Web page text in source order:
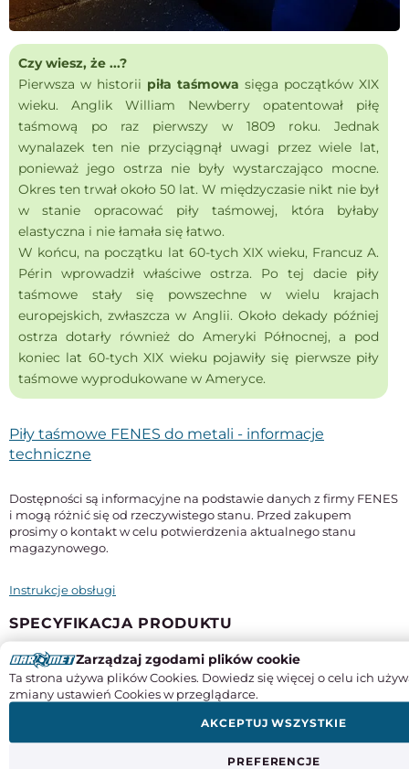
Czy wiesz, że ...?
Pierwsza w historii piła taśmowa sięga początków XIX
wieku. Anglik William Newberry opatentował piłę
taśmową po raz pierwszy w 1809 roku. Jednak
wynalazek ten nie przyciągnął uwagi przez wiele lat,
ponieważ jego ostrza nie były wystarczająco mocne.
Okres ten trwał około 50 lat. W międzyczasie nikt nie był
w stanie opracować piły taśmowej, która byłaby
elastyczna i nie łamała się łatwo.
W końcu, na początku lat 60-tych XIX wieku, Francuz A.
Périn wprowadził właściwe ostrza. Po tej dacie piły
taśmowe stały się powszechne w wielu krajach
europejskich, zwłaszcza w Anglii. Około dekady później
ostrza dotarły również do Ameryki Północnej, a pod
koniec lat 60-tych XIX wieku pojawiły się pierwsze piły
taśmowe wyprodukowane w Ameryce.
Piły taśmowe FENES do metali - informacje
techniczne
Dostępności są informacyjne na podstawie danych z firmy FENES
i mogą różnić się od rzeczywistego stanu. Przed zakupem
prosimy o kontakt w celu potwierdzenia aktualnego stanu
magazynowego.
Instrukcje obsługi
SPECYFIKACJA PRODUKTU
Długość
2835 mm
Zarządzaj zgodami plików cookie
Ta strona używa plików Cookies. Dowiedz się więcej o celu ich
zmiany ustawień Cookies w przeglądarce.
PREFERENCJE
AKCEPTUJ WSZYSTKIE